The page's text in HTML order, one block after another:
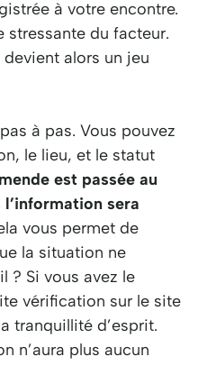
à votre encontre.
stressante du facteur.
devient alors un jeu
à pas. Vous pouvez
le lieu, et le statut
est passée au
sera
vous permet de
la situation ne
? Si vous avez le
vérification sur le site
tranquillité d’esprit.
n’aura plus aucun